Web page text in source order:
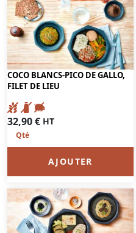
COCO BLANCS-PICO DE GALLO,
FILET DE LIEU
32,90€ HT
AJOUTER